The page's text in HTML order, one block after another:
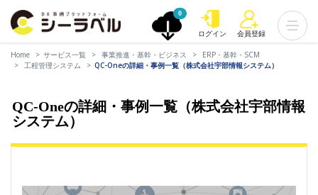
0
ログイン 会員登録
Home サービス一覧 事業推進・基幹・ビジネス
ERP・基幹・SCM
工程管理システム
QC-Oneの詳細・事例一覧（株式会社宇部情報システム）
QC-Oneの詳細・事例一覧（株式会社宇部情報
システム）